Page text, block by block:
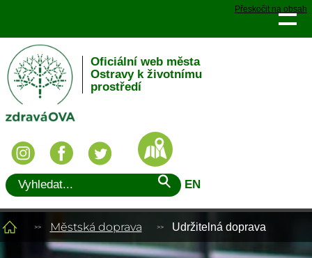
Přeskočit na obsah
Oficiální web města
Ostravy k životnímu
prostředí
EN
Městská doprava Udržitelná doprava